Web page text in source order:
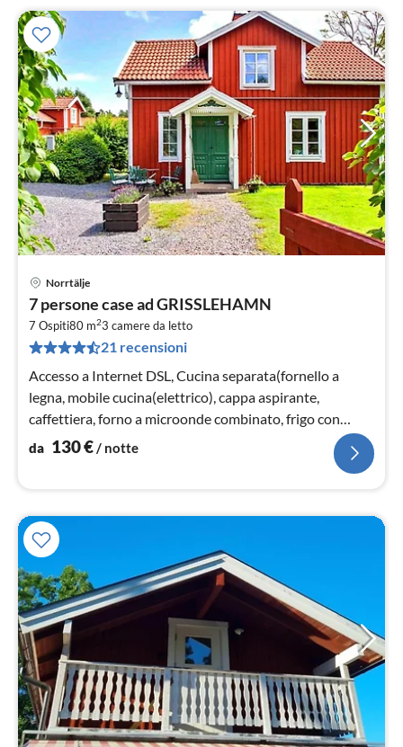
Norrtälje
7 persone case ad GRISSLEHAMN
7 Ospiti80 m23 camere da letto
21 recensioni
Accesso a Internet DSL, Cucina separata(fornello a
legna, mobile cucina(elettrico), cappa aspirante,
caffettiera, forno a microonde combinato, frigo con
congelatore, acqua dal pozz...
da 130€/ notte